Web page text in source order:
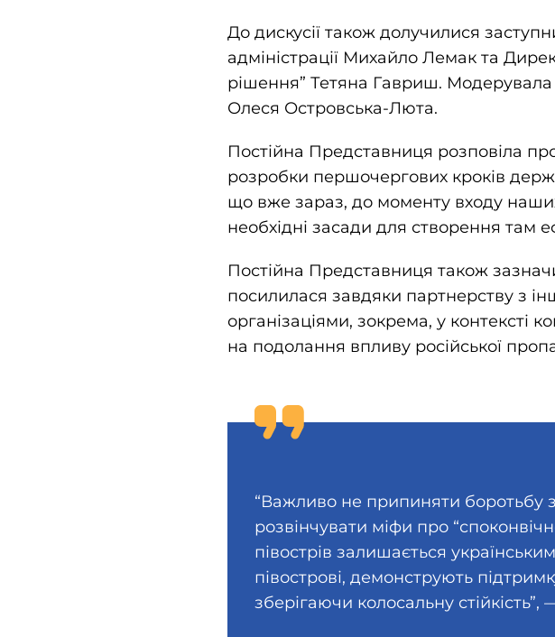
До дискусії також долучилися
адміністрації Михайло Лемак та
рішення” Тетяна Гавриш.
Олеся Островська-Люта.
Постійна Представниця розповіла
розробки першочергових кроків
що вже зараз, до моменту входу
необхідні засади для створення там
Постійна Представниця також
посилилася завдяки партнерству з
організаціями, зокрема, у контексті
на подолання впливу російської
“Важливо не припиняти боротьбу
розвінчувати міфи про
півострів залишається
півострові, демонструють
зберігаючи колосальну